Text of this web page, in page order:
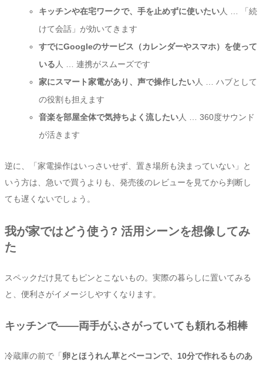
キッチンや在宅ワークで、手を止めずに使いたい人 … 「続
けて会話」が効いてきます
すでにGoogleのサービス（カレンダーやスマホ）を使って
いる 人 … 連携がスムーズです
家にスマート家電があり、声で操作したい人 … ハブとして
の役割も担えます
音楽を部屋全体で気持ちよく流したい人 … 360度サウンド
が活きます
逆に、「家電操作はいっさいせず、置き場所も決まっていない」と
いう方は、急いで買うよりも、発売後のレビューを見てから判断し
ても遅くないでしょう。
我が家ではどう使う? 活用シーンを想像してみ
た
スペックだけ見てもピンとこないもの。実際の暮らしに置いてみる
と、便利さがイメージしやすくなります。
キッチンで——両手がふさがっていても頼れる相棒
冷蔵庫の前で「 卵とほうれん草とベーコンで、10分で作れるものあ